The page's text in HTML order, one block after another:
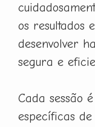
os resultados
desenvolver
segura e
Cada sessão
específicas